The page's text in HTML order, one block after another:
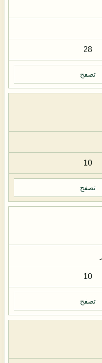
28
تصفح
10
تصفح
10
تصفح